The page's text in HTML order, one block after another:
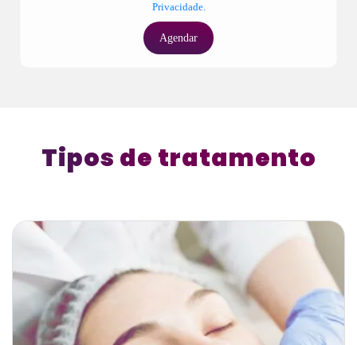
Privacidade.
Agendar
Tipos de tratamento